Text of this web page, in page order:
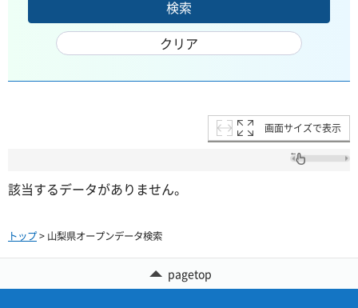
画面サイズで表示
該当するデータがありません。
トップ> 山梨県オープンデータ検索
pagetop